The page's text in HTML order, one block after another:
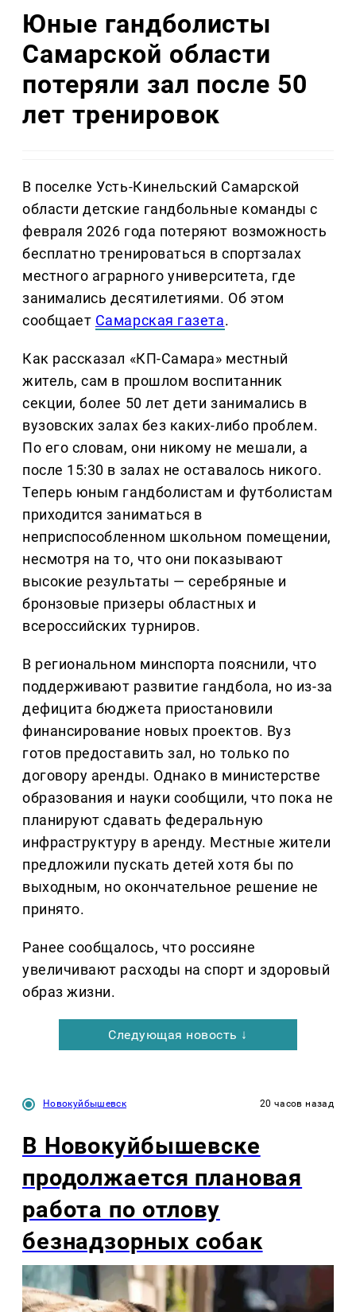
Юные гандболисты
Самарской области
потеряли зал после 50
лет тренировок
В поселке Усть-Кинельский Самарской
области детские гандбольные команды с
февраля 2026 года потеряют возможность
бесплатно тренироваться в спортзалах
местного аграрного университета, где
занимались десятилетиями. Об этом
сообщает Самарская газета.
Как рассказал «КП-Самара» местный
житель, сам в прошлом воспитанник
секции, более 50 лет дети занимались в
вузовских залах без каких-либо проблем.
По его словам, они никому не мешали, а
после 15:30 в залах не оставалось никого.
Теперь юным гандболистам и футболистам
приходится заниматься в
неприспособленном школьном помещении,
несмотря на то, что они показывают
высокие результаты — серебряные и
бронзовые призеры областных и
всероссийских турниров.
В региональном минспорта пояснили, что
поддерживают развитие гандбола, но из-за
дефицита бюджета приостановили
финансирование новых проектов. Вуз
готов предоставить зал, но только по
договору аренды. Однако в министерстве
образования и науки сообщили, что пока не
планируют сдавать федеральную
инфраструктуру в аренду. Местные жители
предложили пускать детей хотя бы по
выходным, но окончательное решение не
принято.
Ранее сообщалось, что россияне
увеличивают расходы на спорт и здоровый
образ жизни.
Следующая новость ↓
Новокуйбышевск 20 часов назад
В Новокуйбышевске
продолжается плановая
работа по отлову
безнадзорных собак